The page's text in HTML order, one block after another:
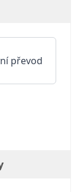
převod